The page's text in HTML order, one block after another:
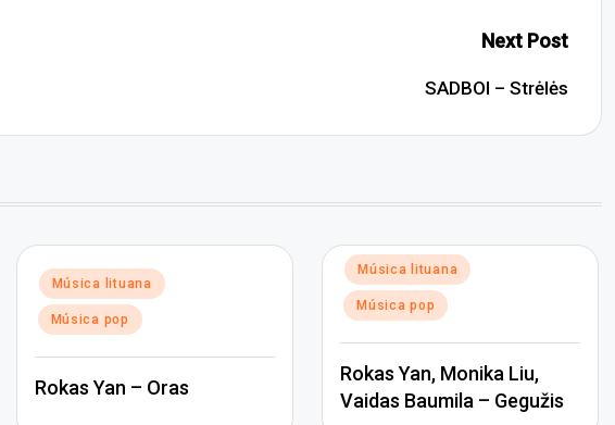
Next Post
SADBOI – Strėlės
Posted
in
Música lituana
Música pop
Rokas Yan – Oras
Posted
in
Música lituana
Música pop
Rokas Yan, Monika Liu,
Vaidas Baumila – Gegužis